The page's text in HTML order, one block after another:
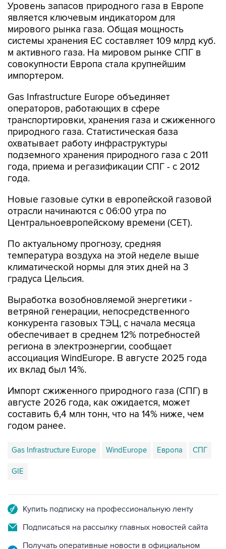
Уровень запасов природного газа в Европе
является ключевым индикатором для
мирового рынка газа. Общая мощность
системы хранения ЕС составляет 109 млрд куб.
м активного газа. На мировом рынке СПГ в
совокупности Европа стала крупнейшим
импортером.
Gas Infrastructure Europe объединяет
операторов, работающих в сфере
транспортировки, хранения газа и сжиженного
природного газа. Статистическая база
охватывает работу инфраструктуры
подземного хранения природного газа с 2011
года, приема и регазификации СПГ - с 2012
года.
Новые газовые сутки в европейской газовой
отрасли начинаются c 06:00 утра по
Центральноевропейскому времени (CET).
По актуальному прогнозу, средняя
температура воздуха на этой неделе выше
климатической нормы для этих дней на 3
градуса Цельсия.
Выработка возобновляемой энергетики -
ветряной генерации, непосредственного
конкурента газовых ТЭЦ, с начала месяца
обеспечивает в среднем 12% потребностей
региона в электроэнергии, сообщает
ассоциация WindEurope. В августе 2025 года
их вклад был 14%.
Импорт сжиженного природного газа (СПГ) в
августе 2026 года, как ожидается, может
составить 6,4 млн тонн, что на 14% ниже, чем
годом ранее.
Gas Infrastructure Europe WindEurope Европа СПГ
GIE
Купить подписку на профессиональную ленту
Подписаться на рассылку главных новостей сайта
Получать оперативные новости в официальном